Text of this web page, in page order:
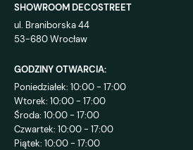
SHOWROOM DECOSTREET
ul. Braniborska 44
53-680 Wrocław
GODZINY OTWARCIA:
Poniedziałek: 10:00 - 17:00
Wtorek: 10:00 - 17:00
Środa: 10:00 - 17:00
Czwartek: 10:00 - 17:00
Piątek: 10:00 - 17:00